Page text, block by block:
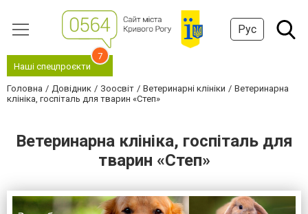
Рус
Наші спецпроєкти
7
Головна Довідник Зоосвіт Ветеринарні клініки
Ветеринарна
клініка, госпіталь для тварин «Степ»
Ветеринарна клініка, госпіталь для
тварин «Степ»